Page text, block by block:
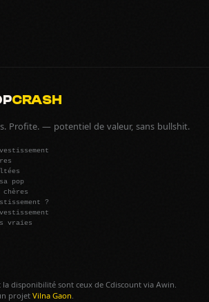
CRASH
Profite. — potentiel de valeur, sans bullshit.
pop
?
vraies
disponibilité sont ceux de Cdiscount via Awin.
projet Vilna Gaon.